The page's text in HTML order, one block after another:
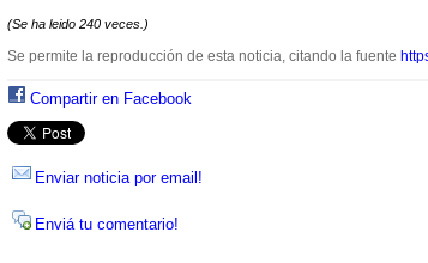
(Se ha leido 240 veces.)
Se permite la reproducción de esta noticia, citando la fuente
Compartir en Facebook
Enviar noticia por email!
Enviá tu comentario!